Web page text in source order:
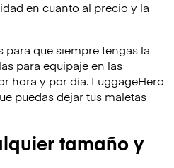
en cuanto al precio y la
que siempre tengas la
para equipaje en las
hora y por día. LuggageHero
puedas dejar tus maletas
tamaño y